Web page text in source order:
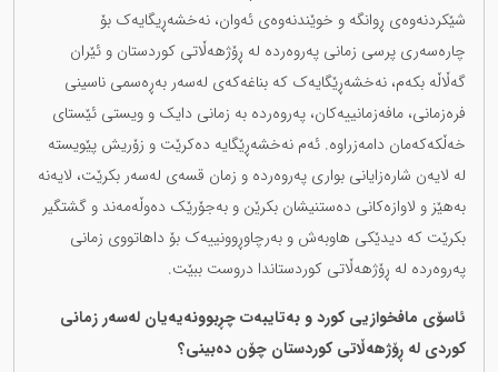
شێکردنەوەی ڕوانگە و خوێندنەوەی ئەوان، نەخشەڕیگایەک بۆ
چارەسەری پرسی زمانی پەروەردە لە ڕۆژهەڵاتی کوردستان و ئێران
گەڵاڵە بکەم، نەخشەڕێگایەک کە بناغەکەی لەسەر بەڕەسمی ناسینی
فرەزمانی، مافەزمانییەکان، پەروەردە بە زمانی دایک و ویستی ئێستای
خەڵکەکەمان دامەزراوە. ئەم نەخشەڕێگایە دەکرێت و زۆریش پێویستە
لە لایەن شارەزایانی بواری پەروەردە و زمان قسەی لەسەر بکرێت، لایەنە
بەهێز و لاوازەکانی دەستنیشان بکرێن و بەجۆرێک دەوڵەمەند و گشتگیر
بکرێت کە دیدێکی هاوبەش و بەرچاوڕوونییەک بۆ داهاتووی زمانی
پەروەردە لە ڕۆژهەڵاتی کوردستاندا دروست ببێت.
ئاسۆی مافخوازیی کورد و بەتایبەت چڕبوونەیەیان لەسەر زمانی
کوردی لە ڕۆژهەڵاتی کوردستان چۆن دەبینی؟